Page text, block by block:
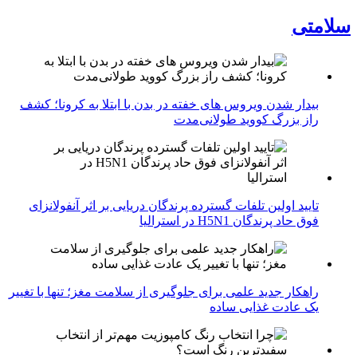
سلامتی
بیدار شدن ویروس‌ های خفته در بدن با ابتلا به کرونا؛ کشف
راز بزرگ کووید طولانی‌مدت
تایید اولین تلفات گسترده پرندگان دریایی بر اثر آنفولانزای
فوق حاد پرندگان H5N1 در استرالیا
راهکار جدید علمی برای جلوگیری از سلامت مغز؛ تنها با تغییر
یک عادت غذایی ساده